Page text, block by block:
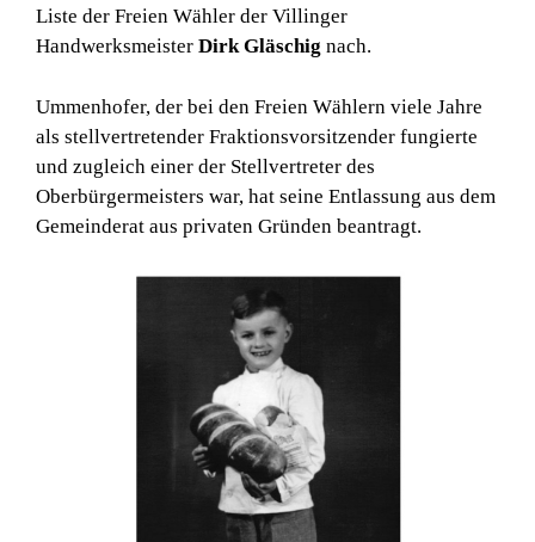
Liste der Freien Wähler der Villinger
Handwerksmeister Dirk Gläschig nach.
Ummenhofer, der bei den Freien Wählern viele Jahre
als stellvertretender Fraktionsvorsitzender fungierte
und zugleich einer der Stellvertreter des
Oberbürgermeisters war, hat seine Entlassung aus dem
Gemeinderat aus privaten Gründen beantragt.